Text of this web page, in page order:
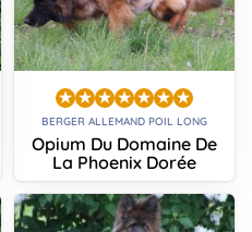
BERGER ALLEMAND POIL LONG
Opium Du Domaine De
La Phoenix Dorée